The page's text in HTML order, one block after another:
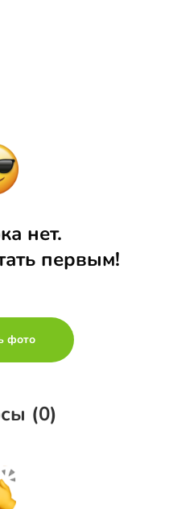
нет.
первым!
фото
(0)